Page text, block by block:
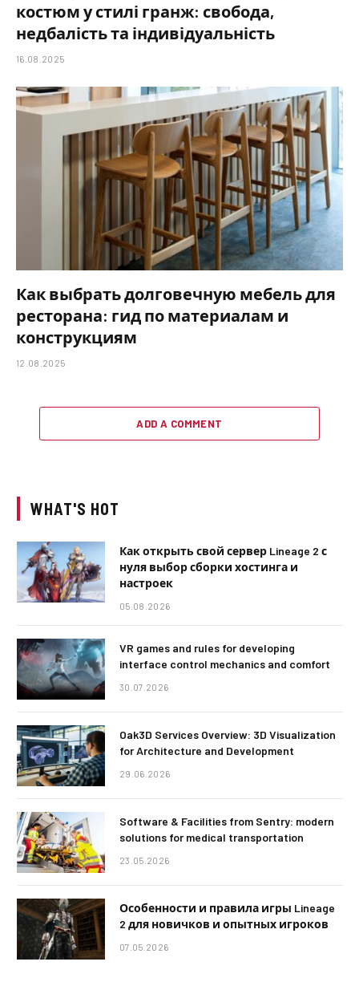
костюм у стилі гранж: свобода,
недбалість та індивідуальність
16.08.2025
Как выбрать долговечную мебель для
ресторана: гид по материалам и
конструкциям
12.08.2025
ADD A COMMENT
WHAT'S HOT
Как открыть свой сервер Lineage 2 с
нуля выбор сборки хостинга и
настроек
05.08.2026
VR games and rules for developing
interface control mechanics and comfort
30.07.2026
Oak3D Services Overview: 3D Visualization
for Architecture and Development
29.06.2026
Software & Facilities from Sentry: modern
solutions for medical transportation
23.05.2026
Особенности и правила игры Lineage
2 для новичков и опытных игроков
07.05.2026